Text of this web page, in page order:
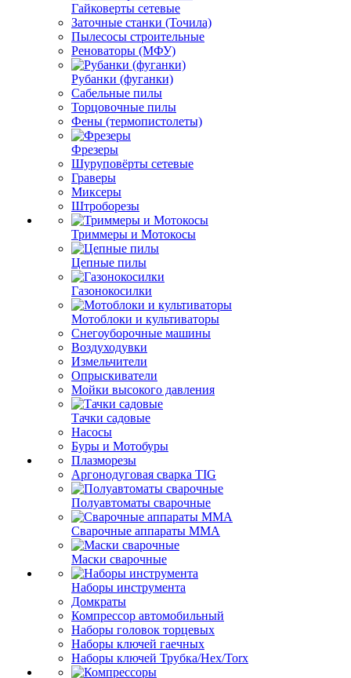
Гайковерты сетевые
Заточные станки (Точила)
Пылесосы строительные
Реноваторы (МФУ)
Рубанки (фуганки)
Сабельные пилы
Торцовочные пилы
Фены (термопистолеты)
Фрезеры
Шуруповёрты сетевые
Граверы
Миксеры
Штроборезы
Триммеры и Мотокосы
Цепные пилы
Газонокосилки
Мотоблоки и культиваторы
Снегоуборочные машины
Воздуходувки
Измельчители
Опрыскиватели
Мойки высокого давления
Тачки садовые
Насосы
Буры и Мотобуры
Плазморезы
Аргонодуговая сварка TIG
Полуавтоматы сварочные
Сварочные аппараты ММА
Маски сварочные
Наборы инструмента
Домкраты
Компрессор автомобильный
Наборы головок торцевых
Наборы ключей гаечных
Наборы ключей Трубка/Hex/Torx